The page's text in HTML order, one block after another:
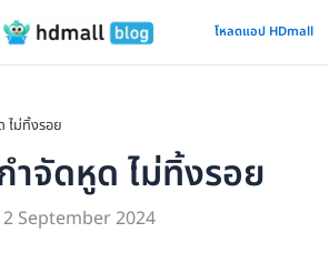
โหลดแอป HDmall
ไม่ทิ้งรอย
ำจัดหูด ไม่ทิ้งรอย
September 2024